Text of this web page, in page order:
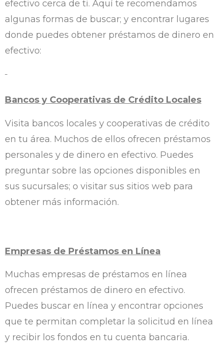
efectivo cerca de ti. Aquí te recomendamos
algunas formas de buscar; y encontrar lugares
donde puedes obtener préstamos de dinero en
efectivo:
Bancos y Cooperativas de Crédito Locales
Visita bancos locales y cooperativas de crédito
en tu área. Muchos de ellos ofrecen préstamos
personales y de dinero en efectivo. Puedes
preguntar sobre las opciones disponibles en
sus sucursales; o visitar sus sitios web para
obtener más información.
Empresas de Préstamos en Línea
Muchas empresas de préstamos en línea
ofrecen préstamos de dinero en efectivo.
Puedes buscar en línea y encontrar opciones
que te permitan completar la solicitud en línea
y recibir los fondos en tu cuenta bancaria.